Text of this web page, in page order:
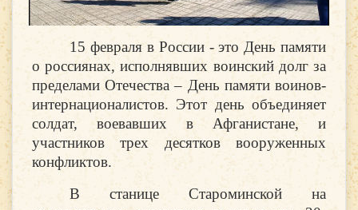
15 февраля в России - это День памяти
о россиянах, исполнявших воинский долг за
пределами Отечества – День памяти воинов-
интернационалистов. Этот день объединяет
солдат, воевавших в Афганистане, и
участников трех десятков вооруженных
конфликтов.
В станице Староминской на